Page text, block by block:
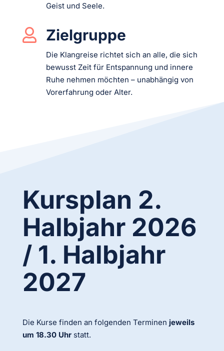
Geist und Seele.
 Zielgruppe
Die Klangreise richtet sich an alle, die sich
bewusst Zeit für Entspannung und innere
Ruhe nehmen möchten – unabhängig von
Vorerfahrung oder Alter.
Kursplan 2.
Halbjahr 2026
/ 1. Halbjahr
2027
Die Kurse finden an folgenden Terminen jeweils
um 18.30 Uhr statt.